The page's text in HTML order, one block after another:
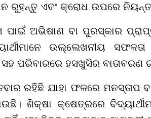
ରୁହନ୍ତୁ ଏବଂ କ୍ରୋଧ ଉପରେ
ଅଭିଷାଣ ବା ପୁରସ୍କାର
ଉଲ୍ଲେଖନୀୟ
ପରିବାରରେ ହସଖୁସିର ବାତାବରଣ
ରହିଛି ଯାହା ଫଳରେ ମନସ୍ତାପ
ଶିକ୍ଷା କ୍ଷେତ୍ରରେ